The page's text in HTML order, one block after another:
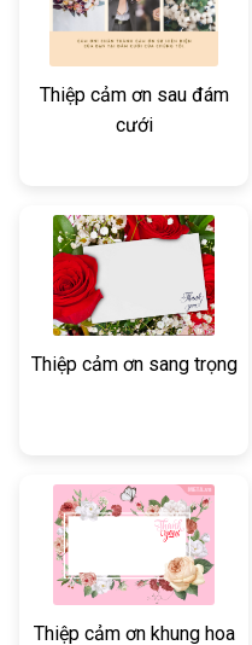
Thiệp cảm ơn sau đám
cưới
Thiệp cảm ơn sang trọng
Thiệp cảm ơn khung hoa